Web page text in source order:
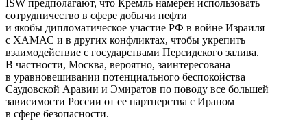
ISW предполагают, что Кремль намерен использовать
сотрудничество в сфере добычи нефти
и якобы дипломатическое участие РФ в войне Израиля
с ХАМАС и в других конфликтах, чтобы укрепить
взаимодействие с государствами Персидского залива.
В частности, Москва, вероятно, заинтересована
в уравновешивании потенциального беспокойства
Саудовской Аравии и Эмиратов по поводу все большей
зависимости России от ее партнерства с Ираном
в сфере безопасности.